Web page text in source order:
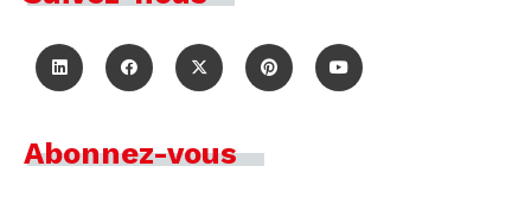
Abonnez-vous